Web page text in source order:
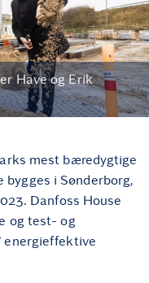
Have og Erik
mest bæredygtige
bygges i Sønderborg,
Danfoss House
og test- og
energieffektive